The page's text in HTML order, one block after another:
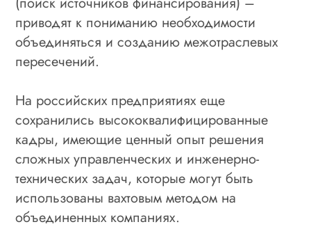
приводят к пониманию необходимости
объединяться и созданию межотраслевых
пересечений.
На российских предприятиях еще
сохранились высококвалифицированные
кадры, имеющие ценный опыт решения
сложных управленческих и инженерно-
технических задач, которые могут быть
использованы вахтовым методом на
объединенных компаниях.